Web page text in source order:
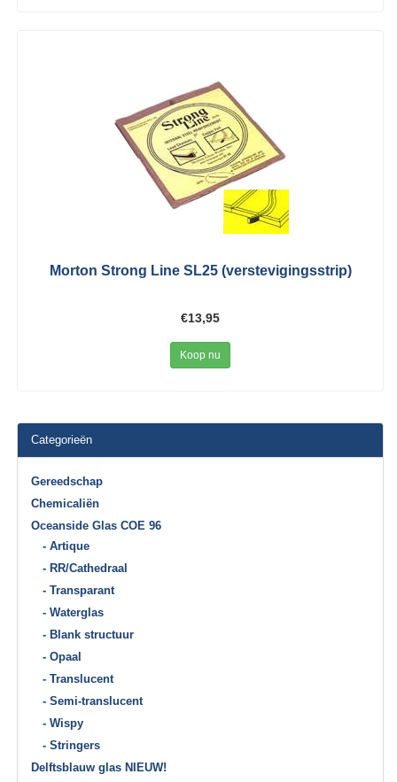
Morton Strong Line SL25 (verstevigingsstrip)
€13,95
Koop nu
Categorieën
Gereedschap
Chemicaliën
Oceanside Glas COE 96
- Artique
- RR/Cathedraal
- Transparant
- Waterglas
- Blank structuur
- Opaal
- Translucent
- Semi-translucent
- Wispy
- Stringers
Delftsblauw glas NIEUW!